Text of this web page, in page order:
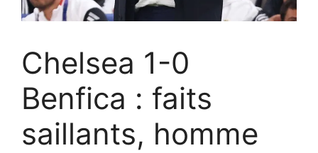
Chelsea 1-0
Benfica : faits
saillants, homme